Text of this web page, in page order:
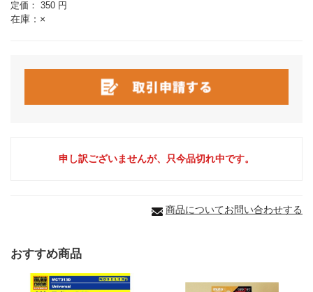
定価： 350 円
在庫：×
申し訳ございませんが、只今品切れ中です。
商品についてお問い合わせする
おすすめ商品